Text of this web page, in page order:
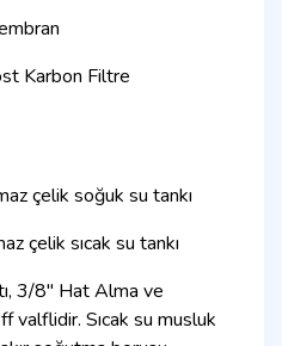
Karbon Filtre
çelik soğuk su tankı
çelik sıcak su tankı
3/8″ Hat Alma ve
Sıcak su musluk